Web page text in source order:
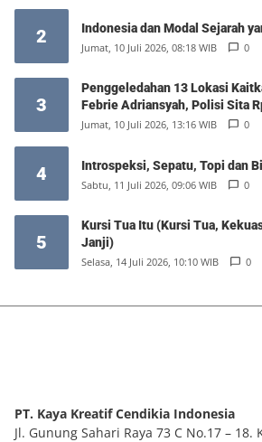
2 Indonesia dan Modal Sejarah
Jumat, 10 Juli 2026, 08:18 WIB 0
3
Penggeledahan 13 Lokasi
Febrie Adriansyah, Polisi Sita
Emas
Jumat, 10 Juli 2026, 13:16 WIB 0
4 Introspeksi, Sepatu, Topi dan
Sabtu, 11 Juli 2026, 09:06 WIB 0
5
Kursi Tua Itu (Kursi Tua,
Janji)
Selasa, 14 Juli 2026, 10:10 WIB 0
PT. Kaya Kreatif Cendikia Indonesia
Jl. Gunung Sahari Raya 73 C No.17 – 18.